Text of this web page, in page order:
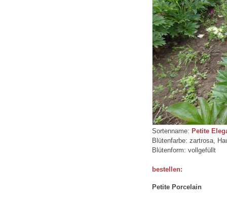
Sortenname: Petite
Blütenfarbe: zartrosa,
Blütenform: vollgefüllt
bestellen:
Petite Porcelain